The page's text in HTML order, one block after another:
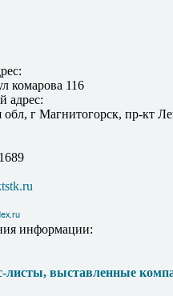
комарова 116
адрес:
обл, г Магнитогорск, пр-кт
информации:
листы, выставленные